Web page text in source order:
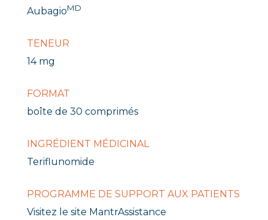
AubagioMD
TENEUR
14 mg
FORMAT
boîte de 30 comprimés
INGRÉDIENT MÉDICINAL
Teriflunomide
PROGRAMME DE SUPPORT AUX PATIENTS
Visitez le site MantrAssistance